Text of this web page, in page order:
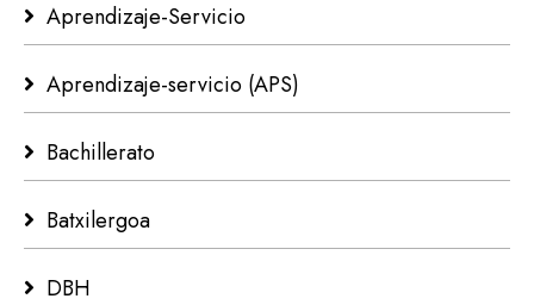
Aprendizaje-Servicio
Aprendizaje-servicio (APS)
Bachillerato
Batxilergoa
DBH